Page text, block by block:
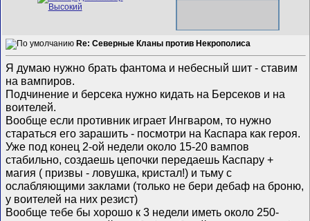
Re: Северные Кланы против Некрополиса
Я думаю нужно брать фантома и небесный шит - ставим
на вампиров.
Подчинение и берсека нужно кидать на Берсеков и на
воителей.
Вообще если противник играет Ингваром, то нужно
стараться его зарашить - посмотри на Каспара как героя.
Уже под конец 2-ой недели около 15-20 вампов
стабильно, создаешь цепочки передаешь Каспару +
магия ( призвы - ловушка, кристал!) и тьму с
ослабляющими заклами (только не бери дебаф на броню,
у воителей на них резист)
Вообще тебе бы хорошо к 3 недели иметь около 250-